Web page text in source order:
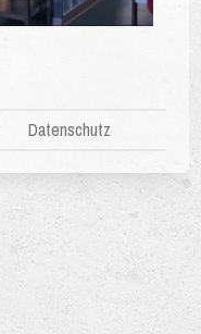
Datenschutz